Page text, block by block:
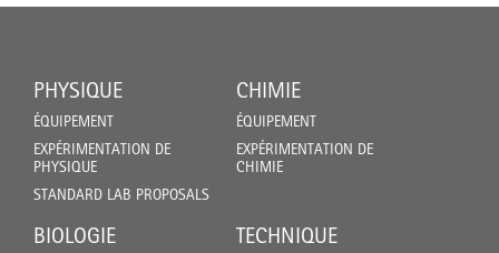
PHYSIQUE
ÉQUIPEMENT
EXPÉRIMENTATION DE
PHYSIQUE
STANDARD LAB PROPOSALS
CHIMIE
ÉQUIPEMENT
EXPÉRIMENTATION DE
CHIMIE
BIOLOGIE TECHNIQUE